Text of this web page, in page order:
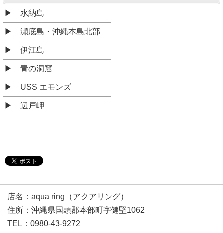
水納島
瀬底島・沖縄本島北部
伊江島
青の洞窟
USS エモンズ
辺戸岬
店名：aqua ring（アクアリング）
住所：沖縄県国頭郡本部町字健堅1062
TEL：0980-43-9272